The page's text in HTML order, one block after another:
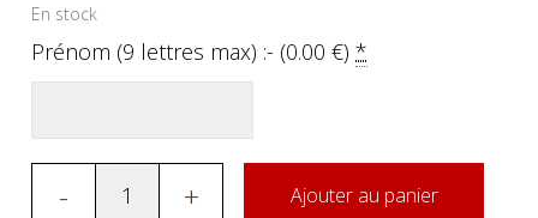
En stock
Prénom (9 lettres max) :- (0.00€)*
- + Ajouter au panier